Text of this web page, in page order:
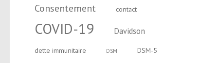
Consentement contact
COVID-19 Davidson
dette immunitaire DSM DSM-5